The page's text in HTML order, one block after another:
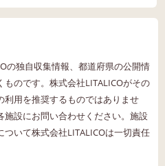
の独自収集情報、都道府県の公開情
のです。株式会社LITALICOがその
利用を推奨するものではありませ
施設にお問い合わせください。施設
いて株式会社LITALICOは一切責任